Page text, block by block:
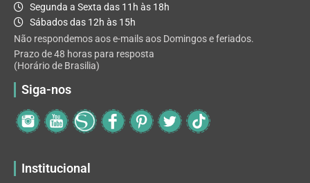
Segunda a Sexta das 11h às 18h
Sábados das 12h às 15h
Não respondemos aos e-mails aos Domingos e feriados.
Prazo de 48 horas para resposta
(Horário de Brasilia)
Siga-nos
Institucional